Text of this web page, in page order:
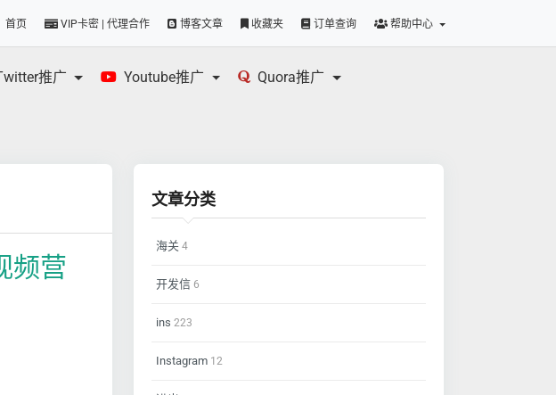
首页 VIP卡密 | 代理合作 博客文章 收藏夹 订单查询 帮助中心
推广 Youtube推广 Quora推广
频营
文章分类
海关 4
开发信 6
ins 223
Instagram 12